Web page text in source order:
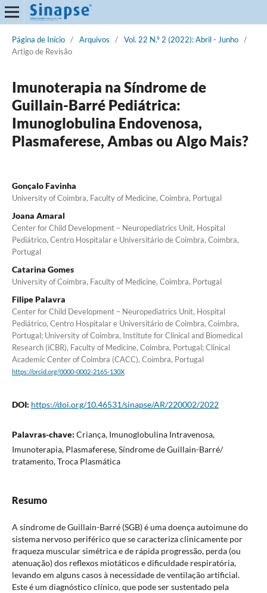
Página de Início / Arquivos / Vol. 22 N.º 2 (2022): Abril - Junho /
Artigo de Revisão
Imunoterapia na Síndrome de
Guillain-Barré Pediátrica:
Imunoglobulina Endovenosa,
Plasmaferese, Ambas ou Algo Mais?
Gonçalo Favinha
University of Coimbra, Faculty of Medicine, Coimbra, Portugal
Joana Amaral
Center for Child Development – Neuropediatrics Unit, Hospital
Pediátrico, Centro Hospitalar e Universitário de Coimbra, Coimbra,
Portugal
Catarina Gomes
University of Coimbra, Faculty of Medicine, Coimbra, Portugal
Filipe Palavra
Center for Child Development – Neuropediatrics Unit, Hospital
Pediátrico, Centro Hospitalar e Universitário de Coimbra, Coimbra,
Portugal; University of Coimbra, Institute for Clinical and Biomedical
Research (iCBR), Faculty of Medicine, Coimbra, Portugal; Clinical
Academic Center of Coimbra (CACC), Coimbra, Portugal
https://orcid.org/0000-0002-2165-130X
DOI: https://doi.org/10.46531/sinapse/AR/220002/2022
Palavras-chave: Criança, Imunoglobulina Intravenosa,
Imunoterapia, Plasmaferese, Síndrome de Guillain-Barré/
tratamento, Troca Plasmática
Resumo
A síndrome de Guillain-Barré (SGB) é uma doença autoimune do
sistema nervoso periférico que se caracteriza clinicamente por
fraqueza muscular simétrica e de rápida progressão, perda (ou
atenuação) dos reflexos miotáticos e dificuldade respiratória,
levando em alguns casos à necessidade de ventilação artificial.
Este é um diagnóstico clínico, que pode ser sustentado pela